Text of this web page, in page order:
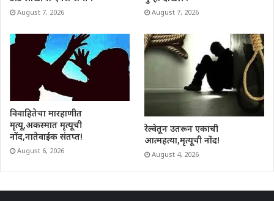
August 7, 2026 August 7, 2026
विवाहितेचा मारहाणीत
मृत्यू,अकस्मात मृत्यूची
नोंद,नातेवाईक संतप्त!
August 6, 2026
रेल्वेतून उतरून एकाची
आत्महत्या,मृत्यूची नोंद!
August 4, 2026